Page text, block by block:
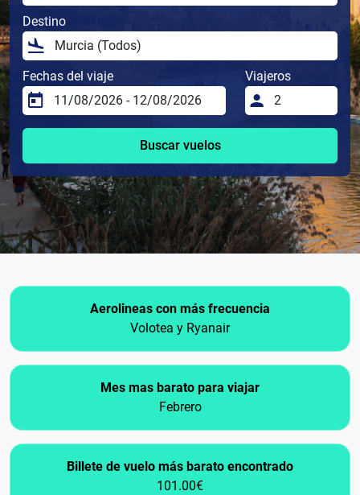
Destino
Fechas del viaje Viajeros
Buscar vuelos
Aerolineas con más frecuencia
Volotea y Ryanair
Mes mas barato para viajar
Febrero
Billete de vuelo más barato encontrado
101.00€